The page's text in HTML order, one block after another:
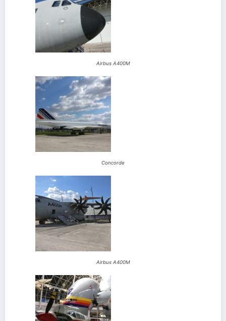
Airbus A400M
Concorde
Airbus A400M